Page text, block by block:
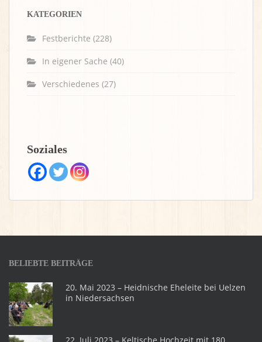
KATEGORIEN
Festberichte (228)
In eigener Sache (40)
Verschiedenes (27)
Soziales
BELIEBTE BEITRÄGE
20. Mai 2023 – Heidnische Eheleite bei Uelzen
in Niedersachsen
22. Juli 2023 – Keltische Hochzeit mit 180